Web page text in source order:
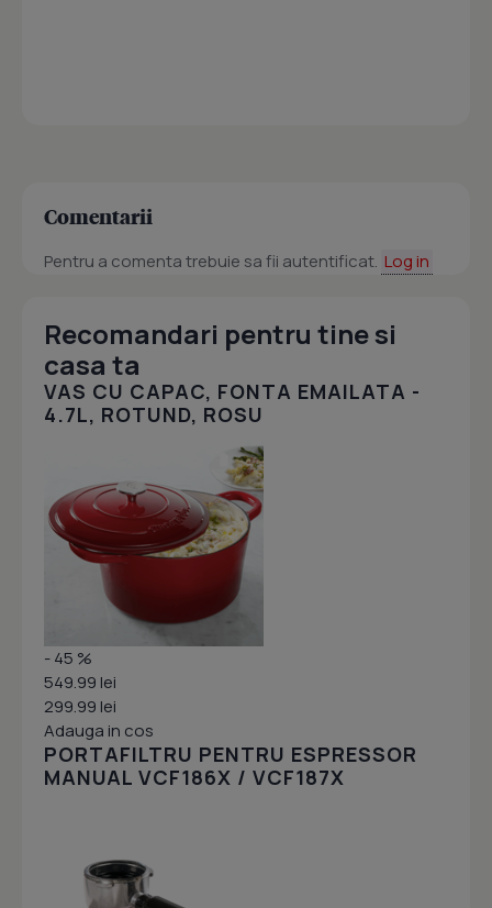
Comentarii
Pentru a comenta trebuie sa fii autentificat. Log in
Recomandari pentru tine si
casa ta
VAS CU CAPAC, FONTA EMAILATA -
4.7L, ROTUND, ROSU
- 45 %
549.99 lei
299.99 lei
Adauga in cos
PORTAFILTRU PENTRU ESPRESSOR
MANUAL VCF186X / VCF187X